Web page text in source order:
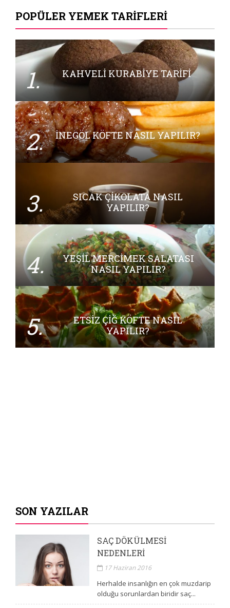
POPÜLER YEMEK TARIFLERI
1. KAHVELI KURABIYE TARIFI
2. İNEGÖL KÖFTE NASIL YAPILIR?
3.
SICAK ÇIKOLATA NASIL
YAPILIR?
4.
YEŞIL MERCIMEK SALATASI
NASIL YAPILIR?
5.
ETSIZ ÇIĞ KÖFTE NASIL
YAPILIR?
SON YAZILAR
SAÇ DÖKÜLMESI
NEDENLERI
17 Haziran 2016
Herhalde insanlığın en çok muzdarip
olduğu sorunlardan biridir saç...